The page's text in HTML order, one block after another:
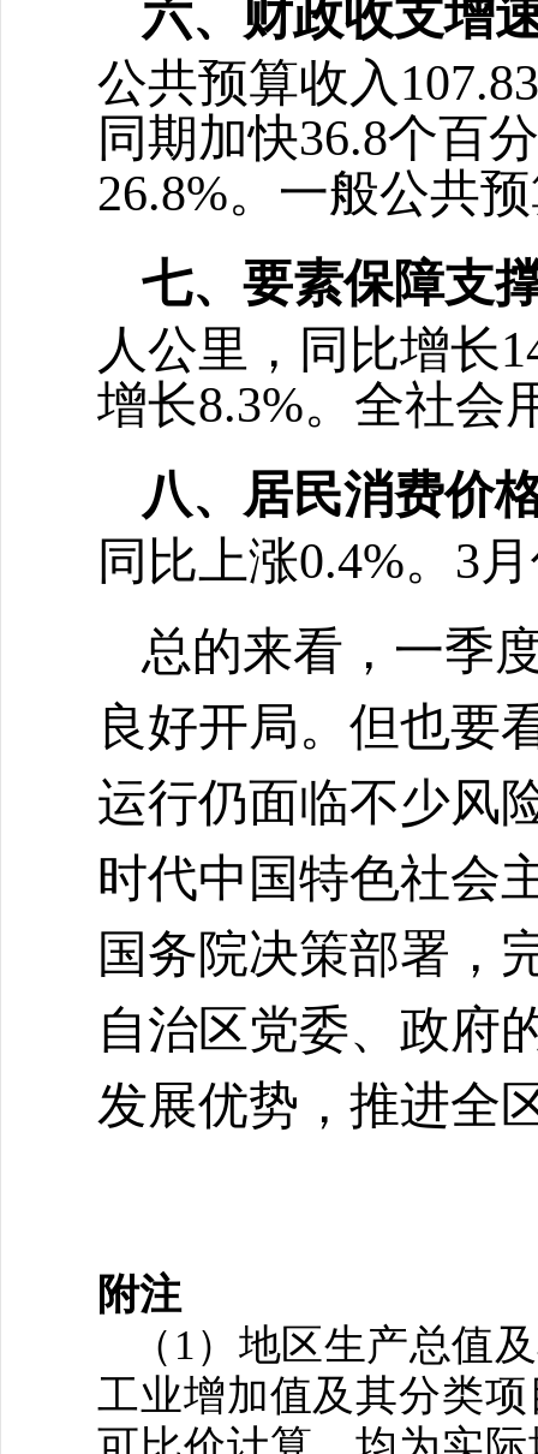
六、 财政收支增
公共预算收入
同期加快36.8个百
26.8%。一般公共
七、要素保障支
人公里，同比增长
增长8.3%。全社会
八、居民消费价
同比上涨0.4%。3
总的来看，一季
良好开局。但也要
运行仍面临不少风
时代中国特色社会
国务院决策部署，
自治区党委、政府
发展优势， 推进全
附注
（ 1）地区生产总值
工业增加值及其分类